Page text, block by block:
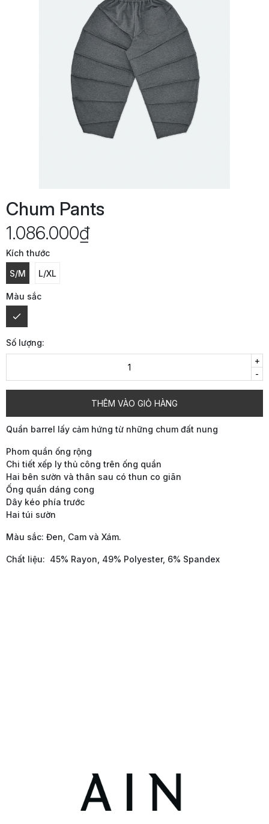
Chum Pants
1.086.000₫
Kích thước
S/M
L/XL
Màu sắc
Số lượng:
-
+
THÊM VÀO GIỎ HÀNG
Quần barrel lấy cảm hứng từ những chum đất nung
Phom quần ống rộng
Chi tiết xếp ly thủ công trên ống quần
Hai bên sườn và thân sau có thun co giãn
Ống quần dáng cong
Dây kéo phía trước
Hai túi sườn
Màu sắc: Đen, Cam và Xám.
Chất liệu: 45% Rayon, 49% Polyester, 6% Spandex